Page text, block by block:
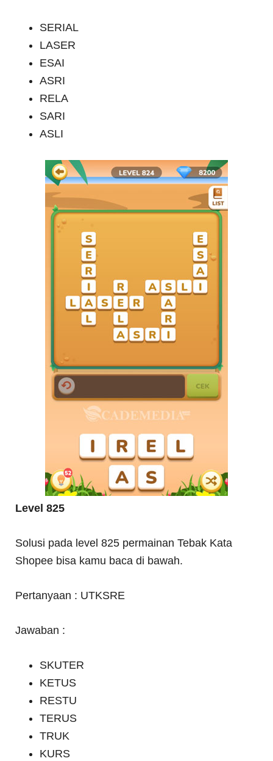
SERIAL
LASER
ESAI
ASRI
RELA
SARI
ASLI
Level 825
Solusi pada level 825 permainan Tebak Kata
Shopee bisa kamu baca di bawah.
Pertanyaan : UTKSRE
Jawaban :
SKUTER
KETUS
RESTU
TERUS
TRUK
KURS